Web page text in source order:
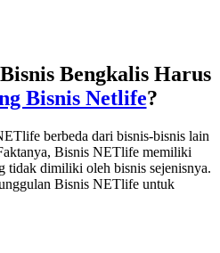
Bengkalis Harus
Bisnis Netlife?
berbeda dari bisnis-bisnis lain
Bisnis NETlife memiliki
tidak dimiliki oleh bisnis sejenisnya.
Bisnis NETlife untuk